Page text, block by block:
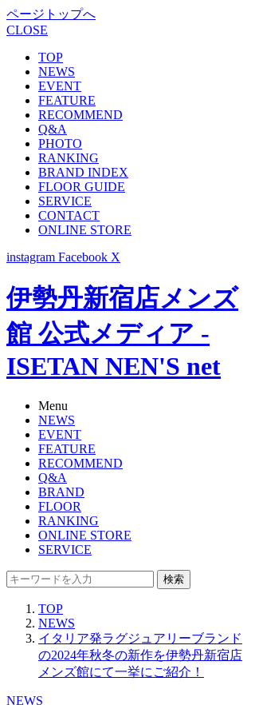
ページトップへ
CLOSE
TOP
NEWS
EVENT
FEATURE
RECOMMEND
Q&A
PHOTO
RANKING
BRAND INDEX
FLOOR GUIDE
SERVICE
CONTACT
ONLINE STORE
instagram Facebook X
伊勢丹新宿店メンズ
館 公式メディア -
ISETAN NEN'S net
Menu
NEWS
EVENT
FEATURE
RECOMMEND
Q&A
BRAND
FLOOR
RANKING
ONLINE STORE
SERVICE
検索
TOP
NEWS
イタリア発ラグジュアリーブランド
の2024年秋冬の新作を伊勢丹新宿店
メンズ館にて一挙にご紹介！
NEWS